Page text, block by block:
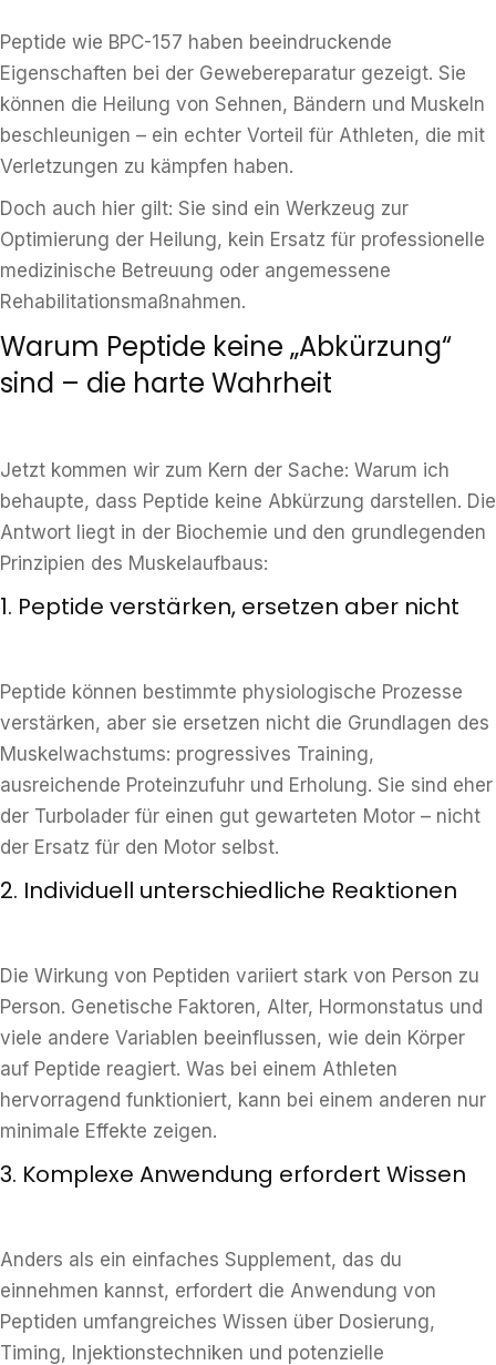
Peptide wie BPC-157 haben beeindruckende
Eigenschaften bei der Gewebereparatur gezeigt. Sie
können die Heilung von Sehnen, Bändern und Muskeln
beschleunigen – ein echter Vorteil für Athleten, die mit
Verletzungen zu kämpfen haben.
Doch auch hier gilt: Sie sind ein Werkzeug zur
Optimierung der Heilung, kein Ersatz für professionelle
medizinische Betreuung oder angemessene
Rehabilitationsmaßnahmen.
Warum Peptide keine „Abkürzung“
sind – die harte Wahrheit
Jetzt kommen wir zum Kern der Sache: Warum ich
behaupte, dass Peptide keine Abkürzung darstellen. Die
Antwort liegt in der Biochemie und den grundlegenden
Prinzipien des Muskelaufbaus:
1. Peptide verstärken, ersetzen aber nicht
Peptide können bestimmte physiologische Prozesse
verstärken, aber sie ersetzen nicht die Grundlagen des
Muskelwachstums: progressives Training,
ausreichende Proteinzufuhr und Erholung. Sie sind eher
der Turbolader für einen gut gewarteten Motor – nicht
der Ersatz für den Motor selbst.
2. Individuell unterschiedliche Reaktionen
Die Wirkung von Peptiden variiert stark von Person zu
Person. Genetische Faktoren, Alter, Hormonstatus und
viele andere Variablen beeinflussen, wie dein Körper
auf Peptide reagiert. Was bei einem Athleten
hervorragend funktioniert, kann bei einem anderen nur
minimale Effekte zeigen.
3. Komplexe Anwendung erfordert Wissen
Anders als ein einfaches Supplement, das du
einnehmen kannst, erfordert die Anwendung von
Peptiden umfangreiches Wissen über Dosierung,
Timing, Injektionstechniken und potenzielle